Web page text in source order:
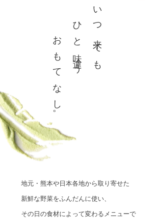
いつ来ても
ひと味違う
おもてなし。
地元・熊本や日本各地から取り寄せた
新鮮な野菜をふんだんに使い、
その日の食材によって変わるメニューで